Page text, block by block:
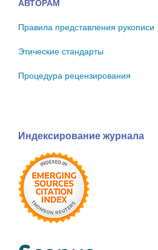
АВТОРАМ
Правила представления рукописи
Этические стандарты
Процедура рецензирования
Индексирование журнала